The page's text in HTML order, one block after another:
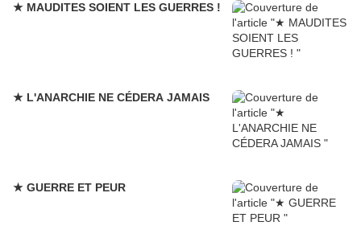
★ MAUDITES SOIENT LES GUERRES !
★ L'ANARCHIE NE CÉDERA JAMAIS
★ GUERRE ET PEUR